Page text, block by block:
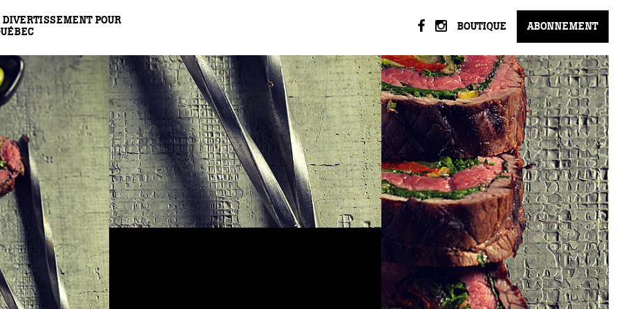
POUR
BOUTIQUE ABONNEMENT